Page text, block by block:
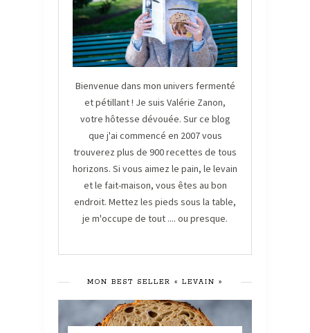
Bienvenue dans mon univers fermenté
et pétillant ! Je suis Valérie Zanon,
votre hôtesse dévouée. Sur ce blog
que j'ai commencé en 2007 vous
trouverez plus de 900 recettes de tous
horizons. Si vous aimez le pain, le levain
et le fait-maison, vous êtes au bon
endroit. Mettez les pieds sous la table,
je m'occupe de tout .... ou presque.
MON BEST SELLER « LEVAIN »